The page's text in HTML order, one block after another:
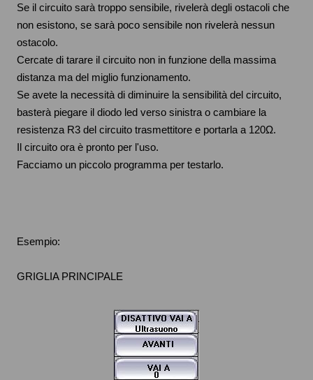
Se il circuito sarà troppo sensibile, rivelerà degli ostacoli che
non esistono, se sarà poco sensibile non rivelerà nessun
ostacolo.
Cercate di tarare il circuito non in funzione della massima
distanza ma del miglio funzionamento.
Se avete la necessità di diminuire la sensibilità del circuito,
basterà piegare il diodo led verso sinistra o cambiare la
resistenza R3 del circuito trasmettitore e portarla a 120Ω.
Il circuito ora è pronto per l'uso.
Facciamo un piccolo programma per testarlo.
Esempio:
GRIGLIA PRINCIPALE